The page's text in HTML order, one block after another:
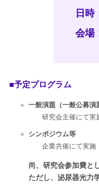
日
会場
予定プログラム
一般演題（一般公募演
研究会主催にて実
シンポジウム等
企業共催にて実施
尚、研究会参加費と
ただし、泌尿器光力